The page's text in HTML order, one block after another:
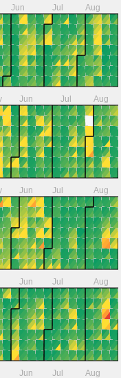
Jun Jul Aug
Jun Jul Aug
Jun Jul Aug
Jun Jul Aug
Jun Jul Aug